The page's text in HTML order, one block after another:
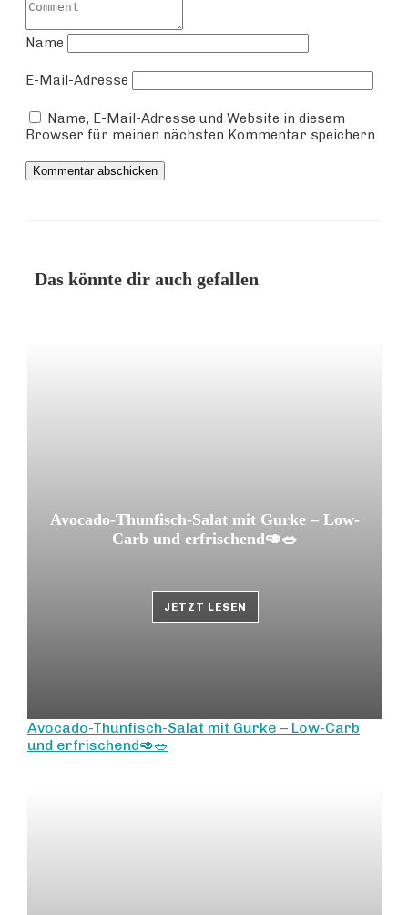
Name
E-Mail-Adresse
Name, E-Mail-Adresse und Website in diesem
Browser für meinen nächsten Kommentar speichern.
Kommentar abschicken
Das könnte dir auch gefallen
Avocado-Thunfisch-Salat mit Gurke – Low-
Carb und erfrischend🥑🥗
JETZT LESEN
Avocado-Thunfisch-Salat mit Gurke – Low-Carb
und erfrischend🥑🥗